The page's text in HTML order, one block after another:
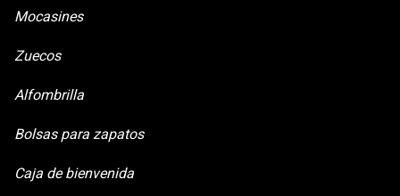
Mocasines
Zuecos
Alfombrilla
Bolsas para zapatos
Caja de bienvenida